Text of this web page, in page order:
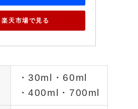
楽天市場で見る
・30ml・60ml
・400ml・700ml